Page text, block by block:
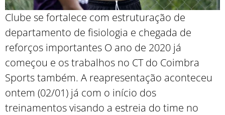
Clube se fortalece com estruturação de
departamento de fisiologia e chegada de
reforços importantes O ano de 2020 já
começou e os trabalhos no CT do Coimbra
Sports também. A reapresentação aconteceu
ontem (02/01) já com o início dos
treinamentos visando a estreia do time no